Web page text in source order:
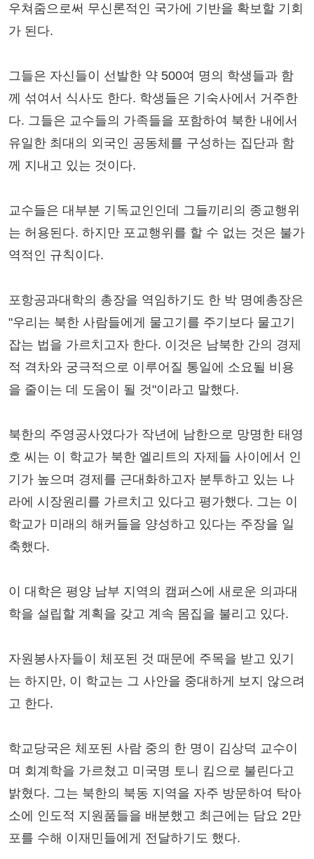
우쳐줌으로써 무신론적인 국가에 기반을 확보할 기회
가 된다.
그들은 자신들이 선발한 약 500여 명의 학생들과 함
께 섞여서 식사도 한다. 학생들은 기숙사에서 거주한
다. 그들은 교수들의 가족들을 포함하여 북한 내에서
유일한 최대의 외국인 공동체를 구성하는 집단과 함
께 지내고 있는 것이다.
교수들은 대부분 기독교인인데 그들끼리의 종교행위
는 허용된다. 하지만 포교행위를 할 수 없는 것은 불가
역적인 규칙이다.
포항공과대학의 총장을 역임하기도 한 박 명예총장은
"우리는 북한 사람들에게 물고기를 주기보다 물고기
잡는 법을 가르치고자 한다. 이것은 남북한 간의 경제
적 격차와 궁극적으로 이루어질 통일에 소요될 비용
을 줄이는 데 도움이 될 것"이라고 말했다.
북한의 주영공사였다가 작년에 남한으로 망명한 태영
호 씨는 이 학교가 북한 엘리트의 자제들 사이에서 인
기가 높으며 경제를 근대화하고자 분투하고 있는 나
라에 시장원리를 가르치고 있다고 평가했다. 그는 이
학교가 미래의 해커들을 양성하고 있다는 주장을 일
축했다.
이 대학은 평양 남부 지역의 캠퍼스에 새로운 의과대
학을 설립할 계획을 갖고 계속 몸집을 불리고 있다.
자원봉사자들이 체포된 것 때문에 주목을 받고 있기
는 하지만, 이 학교는 그 사안을 중대하게 보지 않으려
고 한다.
학교당국은 체포된 사람 중의 한 명이 김상덕 교수이
며 회계학을 가르쳤고 미국명 토니 킴으로 불린다고
밝혔다. 그는 북한의 북동 지역을 자주 방문하여 탁아
소에 인도적 지원품들을 배분했고 최근에는 담요 2만
포를 수해 이재민들에게 전달하기도 했다.